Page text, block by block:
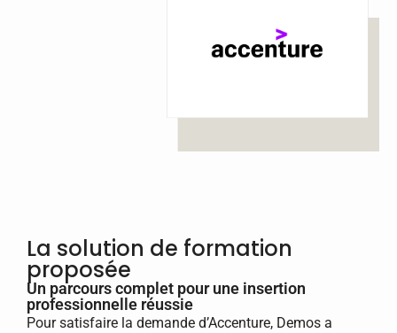
La solution de formation
proposée
Un parcours complet pour une insertion
professionnelle réussie
Pour satisfaire la demande d’Accenture, Demos a